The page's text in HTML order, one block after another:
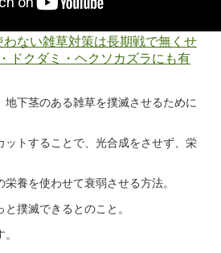
ない雑草対策は長期戦で無くせ
ドクダミ・ヘクソカズラにも有
地下茎のある雑草を撲滅させるために
ットすることで、光合成をさせず、栄
養を使わせて衰弱させる方法。
撲滅できるとのこと。